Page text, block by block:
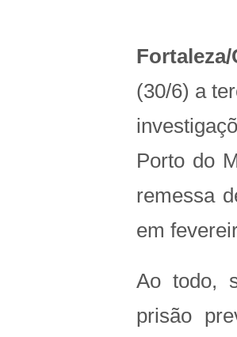
Fortaleza/
(30/6) a
Porto do
remessa
em
Ao todo,
prisão